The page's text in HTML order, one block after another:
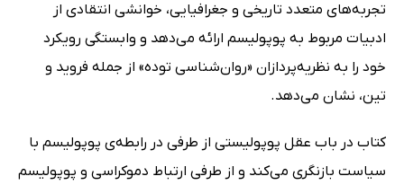
تجربه‌های متعدد تاریخی و جغرافیایی، خوانشی انتقادی از
ادبیات مربوط به پوپولیسم ارائه می‌دهد و وابستگی رویکرد
خود را به نظریه‌پردازان «روان‌شناسی توده» از جمله فروید و
تین، نشان می‌دهد.
کتاب در باب عقل پوپولیستی از طرفی در رابطه‌ی پوپولیسم با
سیاست بازنگری می‌کند و از طرفی ارتباط دموکراسی و پوپولیسم